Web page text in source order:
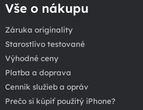
Vše o nákupu
Záruka originality
Starostlivo testované
Výhodné ceny
Platba a doprava
Cenník služieb a opráv
Prečo si kúpiť použitý iPhone?